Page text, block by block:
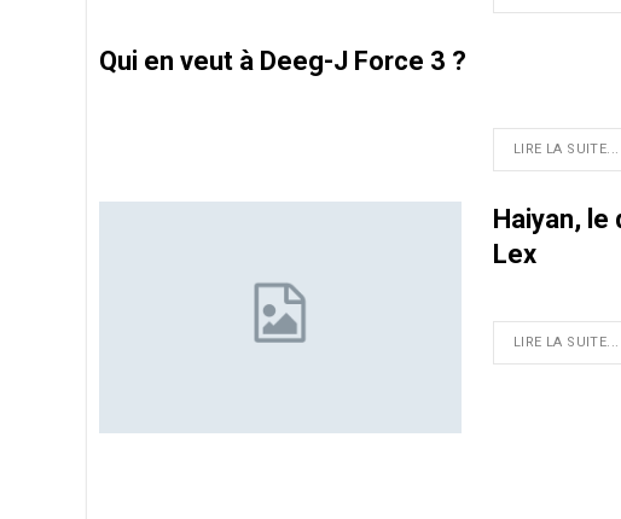
Qui en veut à Deeg-J Force 3 ?
LIRE LA SUITE...
Haiyan, le
Lex
LIRE LA SUITE...